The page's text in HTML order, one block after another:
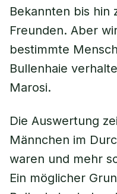
Bekannten bis hin
Freunden. Aber
bestimmte
Bullenhaie
Marosi.
Die Auswertung
Männchen im
waren und mehr
Ein möglicher